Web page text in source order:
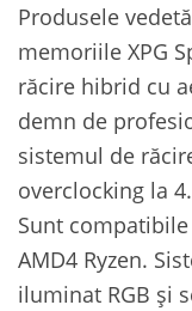
Produsele
memoriile XPG
răcire hibrid cu
demn de
sistemul de
overclocking la
Sunt
AMD4 Ryzen.
iluminat RGB și